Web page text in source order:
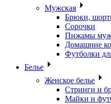
Мужская
Брюки,
Сорочки
Пижамы
Домашние
Футболки
Белье
Женское белье
Стринги и
Майки и